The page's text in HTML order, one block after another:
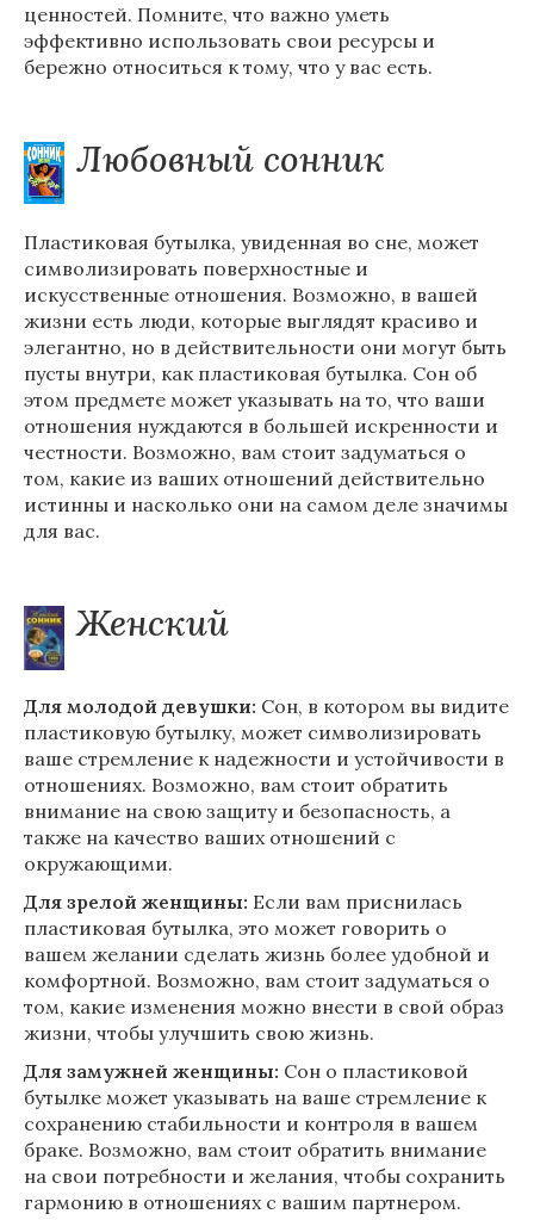
ценностей. Помните, что важно уметь
эффективно использовать свои ресурсы и
бережно относиться к тому, что у вас есть.
Любовный сонник
Пластиковая бутылка, увиденная во сне, может
символизировать поверхностные и
искусственные отношения. Возможно, в вашей
жизни есть люди, которые выглядят красиво и
элегантно, но в действительности они могут быть
пусты внутри, как пластиковая бутылка. Сон об
этом предмете может указывать на то, что ваши
отношения нуждаются в большей искренности и
честности. Возможно, вам стоит задуматься о
том, какие из ваших отношений действительно
истинны и насколько они на самом деле значимы
для вас.
Женский
Для молодой девушки: Сон, в котором вы видите
пластиковую бутылку, может символизировать
ваше стремление к надежности и устойчивости в
отношениях. Возможно, вам стоит обратить
внимание на свою защиту и безопасность, а
также на качество ваших отношений с
окружающими.
Для зрелой женщины: Если вам приснилась
пластиковая бутылка, это может говорить о
вашем желании сделать жизнь более удобной и
комфортной. Возможно, вам стоит задуматься о
том, какие изменения можно внести в свой образ
жизни, чтобы улучшить свою жизнь.
Для замужней женщины: Сон о пластиковой
бутылке может указывать на ваше стремление к
сохранению стабильности и контроля в вашем
браке. Возможно, вам стоит обратить внимание
на свои потребности и желания, чтобы сохранить
гармонию в отношениях с вашим партнером.